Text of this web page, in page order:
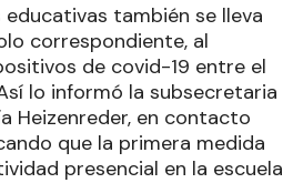
también se lleva
correspondiente, al
de covid-19 entre el
lo informó la subsecretaria
Heizenreder, en contacto
que la primera medida
presencial en la escuela